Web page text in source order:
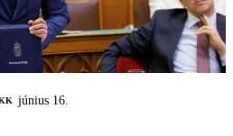
június 16.